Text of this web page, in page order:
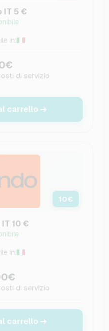
IT 5 €
in:
di servizio
carrello
10€
10 €
in:
di servizio
carrello